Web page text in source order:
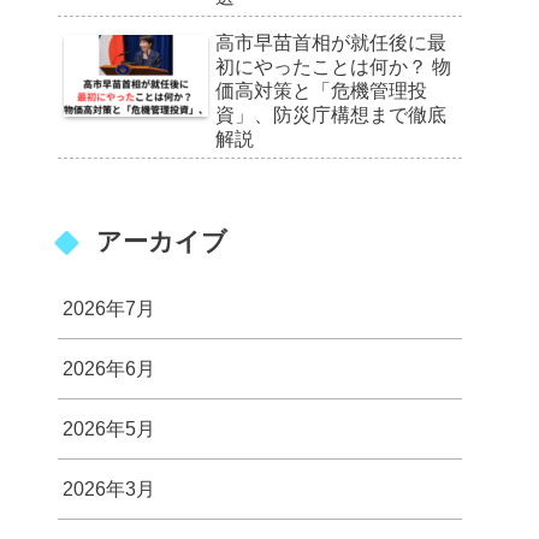
高市早苗首相が就任後に最
初にやったことは何か？ 物
価高対策と「危機管理投
資」、防災庁構想まで徹底
解説
アーカイブ
2026年7月
2026年6月
2026年5月
2026年3月